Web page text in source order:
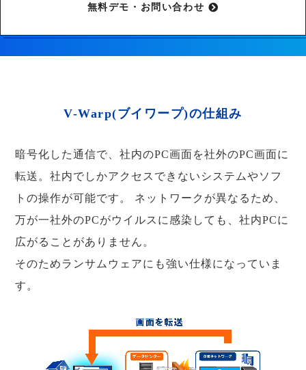
無料デモ・お問い合わせ
V-Warp(ブイワープ)の仕組み
暗号化した通信で、社内のPC画面を社外のPC画面に
転送。社内でしかアクセスできないシステムやソフ
トの操作が可能です。
ネットワークが異なるため、
万が一社外のPCがウイルスに感染しても、社内PCに
広がることがありません。
そのためランサムウェアにも強い仕様になっていま
す。